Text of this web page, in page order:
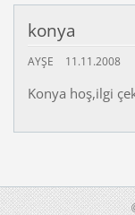
konya
AYŞE 11.11.2008
Konya hoş,ilgi